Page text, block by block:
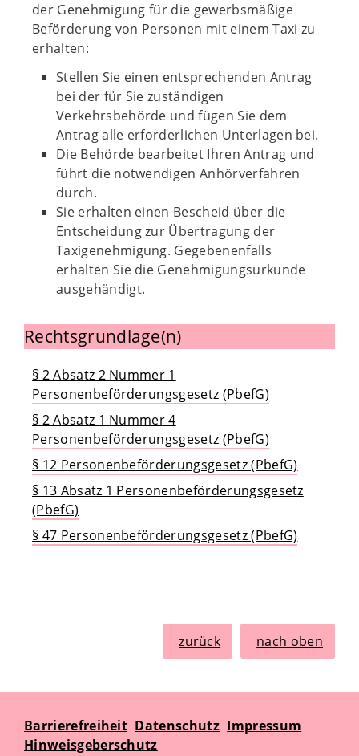
der Genehmigung für die gewerbsmäßige
Beförderung von Personen mit einem Taxi zu
erhalten:
Stellen Sie einen entsprechenden Antrag
bei der für Sie zuständigen
Verkehrsbehörde und fügen Sie dem
Antrag alle erforderlichen Unterlagen bei.
Die Behörde bearbeitet Ihren Antrag und
führt die notwendigen Anhörverfahren
durch.
Sie erhalten einen Bescheid über die
Entscheidung zur Übertragung der
Taxigenehmigung. Gegebenenfalls
erhalten Sie die Genehmigungsurkunde
ausgehändigt.
Rechtsgrundlage(n)
§ 2 Absatz 2 Nummer 1
Personenbeförderungsgesetz (PbefG)
§ 2 Absatz 1 Nummer 4
Personenbeförderungsgesetz (PbefG)
§ 12 Personenbeförderungsgesetz (PbefG)
§ 13 Absatz 1 Personenbeförderungsgesetz
(PbefG)
§ 47 Personenbeförderungsgesetz (PbefG)
zurück nach oben
Barrierefreiheit Datenschutz Impressum
Hinweisgeberschutz